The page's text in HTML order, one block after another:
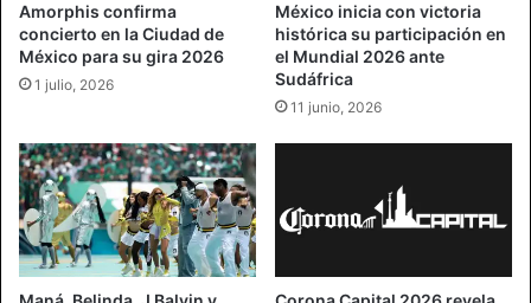
Amorphis confirma
concierto en la Ciudad de
México para su gira 2026
1 julio, 2026
México inicia con victoria
histórica su participación en
el Mundial 2026 ante
Sudáfrica
11 junio, 2026